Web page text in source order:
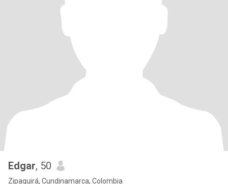
Edgar, 50
Zipaquirá, Cundinamarca, Colombia